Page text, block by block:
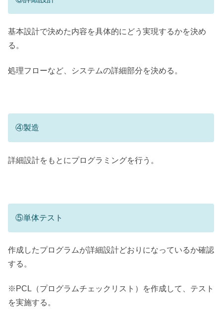
基本設計で決めた内容を具体的にどう実現するかを決め
る。
処理フローなど、システムの詳細部分を決める。
④製造
詳細設計をもとにプログラミングを行う。
⑤単体テスト
作成したプログラムが詳細設計どおりになっているか確認
する。
※PCL（プログラムチェックリスト）を作成して、テスト
を実施する。